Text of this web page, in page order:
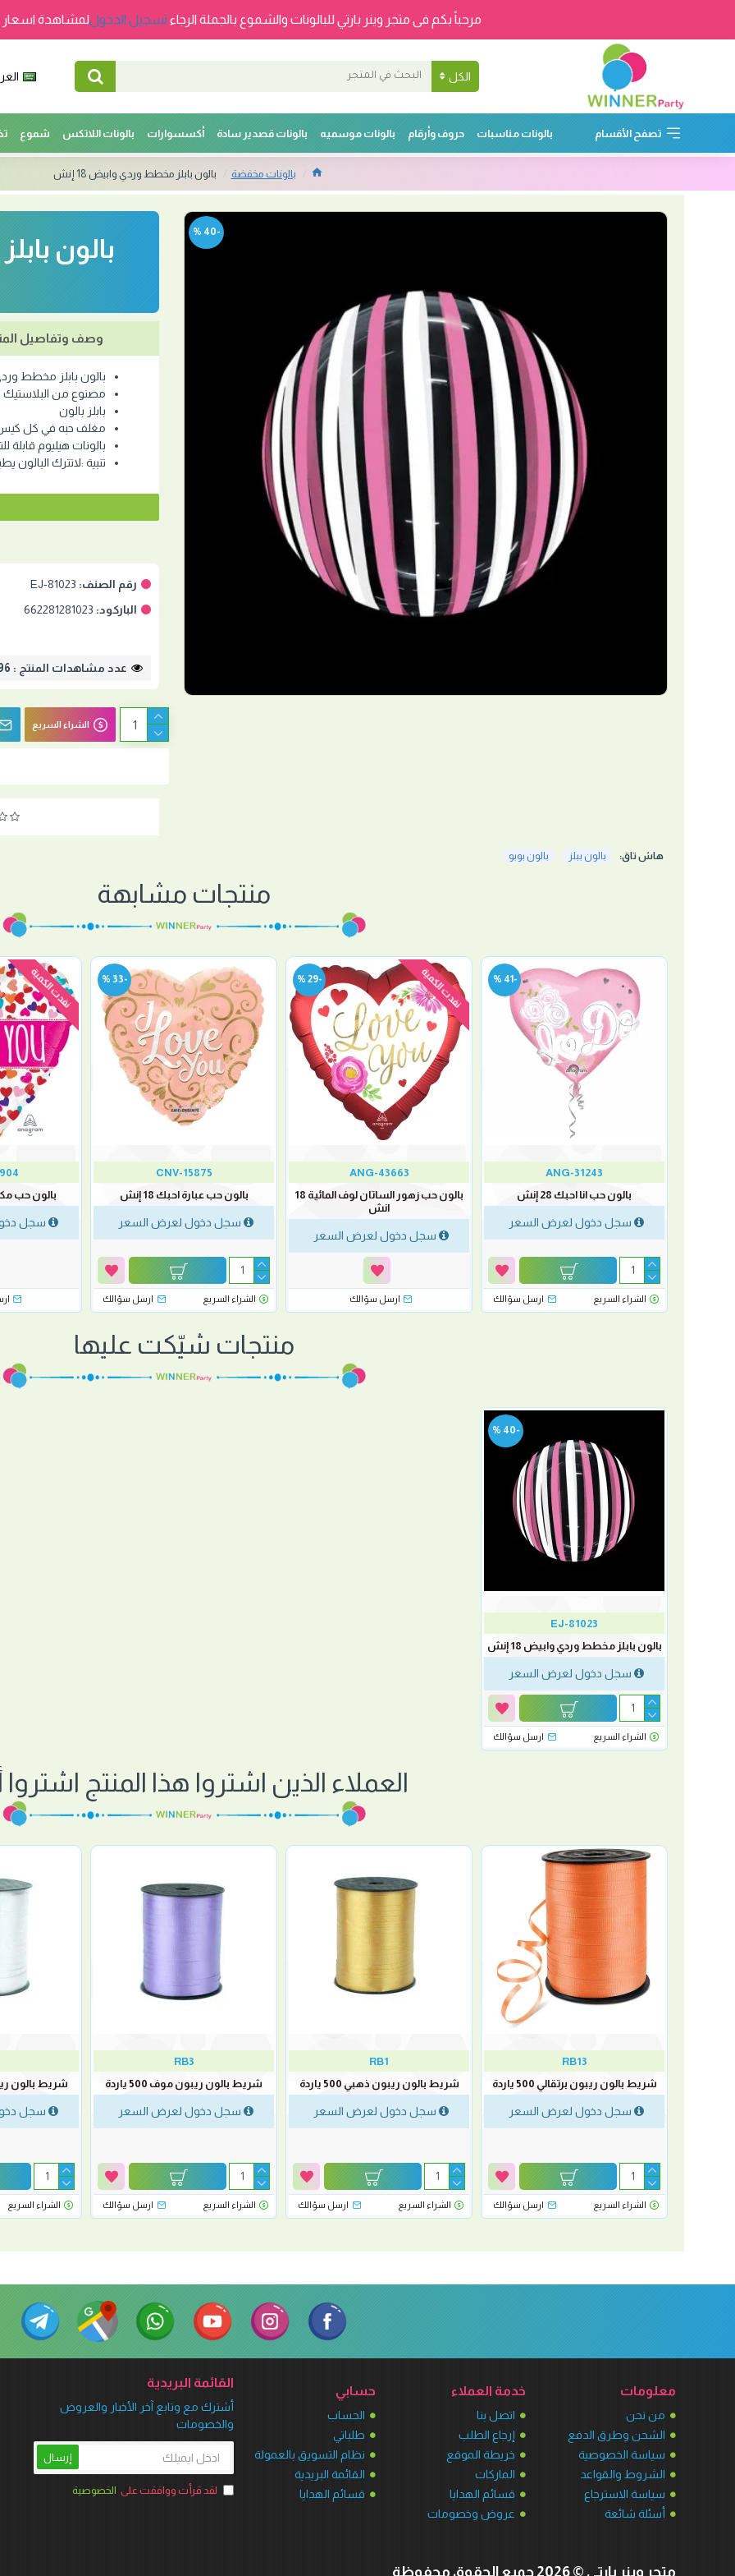
مرحباً بكم فى متجر وينر بارتي للبالونات والشموع بالجملة الرجاء تسجيل الدخوللمشاهدة اسعار
الكل
تصفح الأقسام بالونات مناسبات حروف وأرقام بالونات موسميه بالونات قصدير سادة أكسسوارات بالونات اللاتكس شموع
بالونات مخفضة بالون بابلز مخطط وردي وابيض 18 إنش
-40 %
وصف وتفاصيل
بالون بابلز مخطط وردي
مصنوع من البلاستيك
بابلز بالون
مغلف حبه في كل
بالونات هيليوم قابلة
تنبية :لاتترك البالون
رقم الصنف: EJ-81023
الباركود: 662281281023
عدد مشاهدات المنتج : 3796
الشراء السريع
هاش تاق: بالون ببلز بالون بوبو
منتجات مشابهة
-41 %
ANG-31243
بالون حب انا احبك 28 إنش
سجل دخول لعرض السعر
الشراء السريع ارسل سؤالك
-29 % نفدت الكمية
ANG-43663
بالون حب زهور الساتان لوف المائية 18
انش
سجل دخول لعرض السعر
ارسل سؤالك
-33 %
CNV-15875
بالون حب عبارة احبك 18 إنش
سجل دخول لعرض السعر
الشراء السريع ارسل سؤالك
نفدت الكمية
بالون حب مكس
سجل
منتجات شيّكت عليها
-40 %
EJ-81023
بالون بابلز مخطط وردي وابيض 18 إنش
سجل دخول لعرض السعر
الشراء السريع ارسل سؤالك
العملاء الذين اشتروا هذا المنتج اشتروا
RB13
شريط بالون ريبون برتقالي 500 ياردة
سجل دخول لعرض السعر
الشراء السريع ارسل سؤالك
RB1
شريط بالون ريبون ذهبي 500 ياردة
سجل دخول لعرض السعر
الشراء السريع ارسل سؤالك
RB3
شريط بالون ريبون موف 500 ياردة
سجل دخول لعرض السعر
الشراء السريع ارسل سؤالك
شريط بالون ريبون
سجل
الشراء السريع
معلومات
من نحن
الشحن وطرق الدفع
سياسة الخصوصية
الشروط والقواعد
سياسة الاسترجاع
أسئلة شائعة
خدمة العملاء
اتصل بنا
إرجاع الطلب
خريطة الموقع
الماركات
قسائم الهدايا
عروض وخصومات
حسابي
الحساب
طلباتي
نظام التسويق بالعمولة
القائمة البريدية
قسائم الهدايا
القائمة البريدية
أشترك مع وتابع آخر الأخبار والعروض
والخصومات
إرسال
لقد قرأت ووافقت على الخصوصية
متجر وينر بارتي © 2026 جميع الحقوق محفوظة